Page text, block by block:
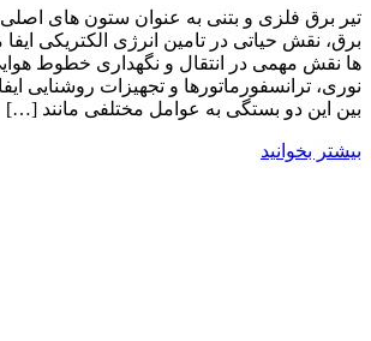
تیر برق فلزی و بتنی به عنوان ستون ‌های اصلی
برق، نقش حیاتی در تامین انرژی الکتریکی
ها نقش مهمی در انتقال و نگهداری خطوط
نوری، ترانسفورماتورها و تجهیزات روشنایی
بین این دو بستگی به عوامل مختلفی مانند […]
بیشتر بخوانید